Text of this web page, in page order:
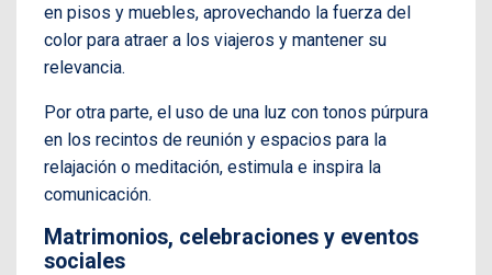
en pisos y muebles, aprovechando la fuerza del
color para atraer a los viajeros y mantener su
relevancia.
Por otra parte, el uso de una luz con tonos púrpura
en los recintos de reunión y espacios para la
relajación o meditación, estimula e inspira la
comunicación.
Matrimonios, celebraciones y eventos
sociales